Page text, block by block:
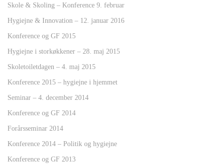
Skole & Skoling – Konference 9. februar
Hygiejne & Innovation – 12. januar 2016
Konference og GF 2015
Hygiejne i storkøkkener – 28. maj 2015
Skoletoiletdagen – 4. maj 2015
Konference 2015 – hygiejne i hjemmet
Seminar – 4. december 2014
Konference og GF 2014
Forårsseminar 2014
Konference 2014 – Politik og hygiejne
Konference og GF 2013